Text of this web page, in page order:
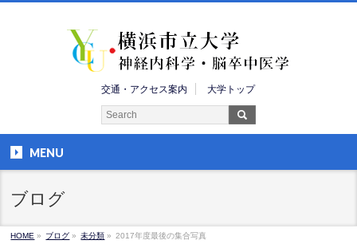
交通・アクセス案内 大学トップ
MENU
ブログ
HOME » ブログ » 未分類 » 2017年度最後の集合写真